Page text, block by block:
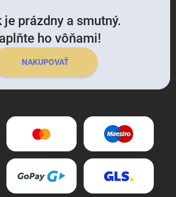
je prázdny a smutný.
ho vôňami!
NAKUPOVAŤ